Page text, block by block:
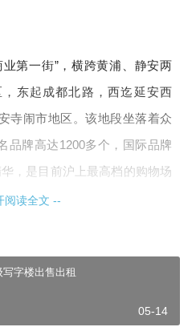
第一街”，横跨黄浦、静安两
东起成都北路，西迄延安西
寺闹市地区。该地段坐落着众
品牌高达1200多个，国际品牌
，是目前沪上最高档的购物场
厦正位于南京西路CBD商圈，
“徐家汇中心”，被称为“上海市
阅读全文 --
字楼出售出租
05-14